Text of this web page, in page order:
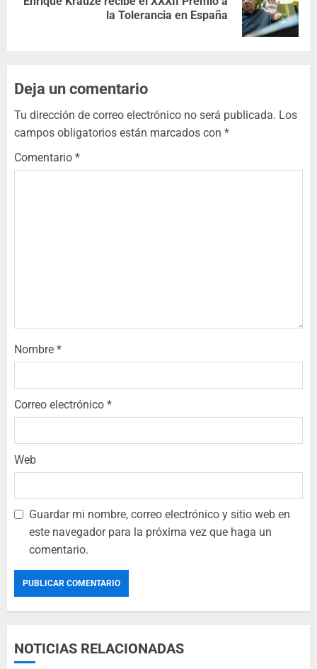
la Tolerancia en España
Deja un comentario
Tu dirección de correo electrónico no será publicada. Los
campos obligatorios están marcados con *
Comentario *
Nombre *
Correo electrónico *
Web
Guardar mi nombre, correo electrónico y sitio web en
este navegador para la próxima vez que haga un
comentario.
NOTICIAS RELACIONADAS